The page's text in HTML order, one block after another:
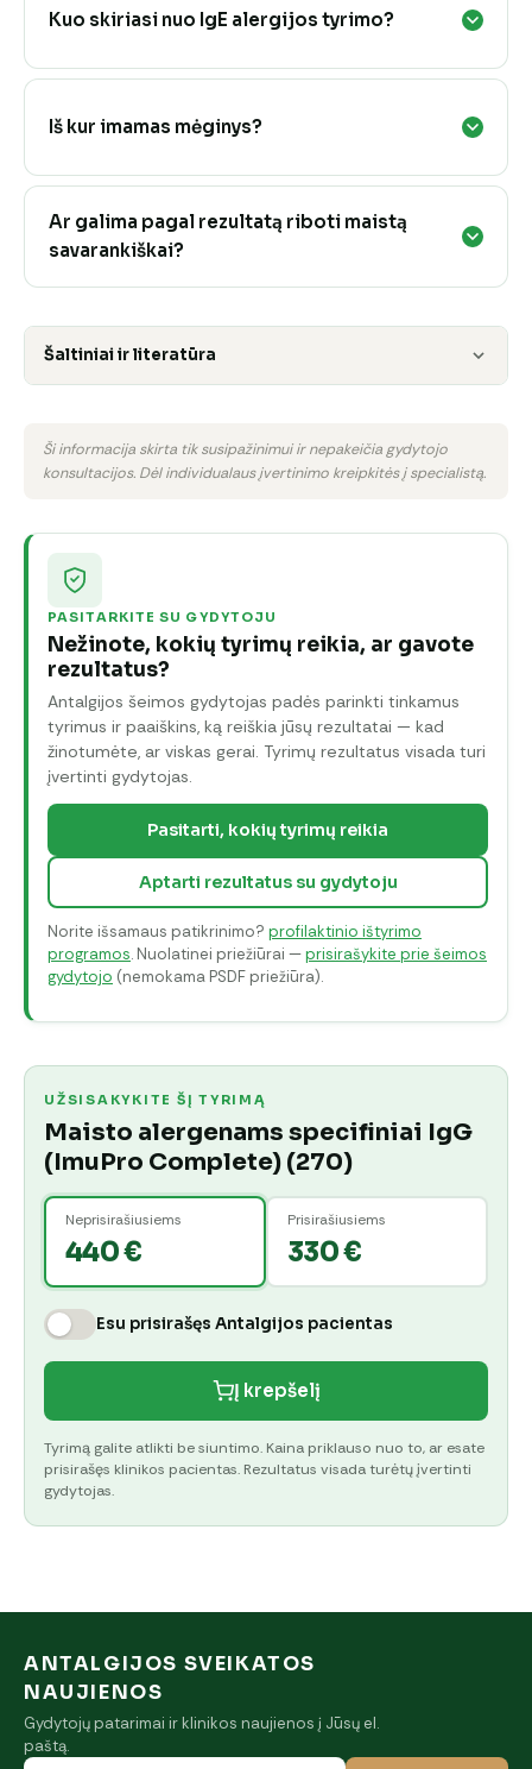
Kuo skiriasi nuo IgE alergijos tyrimo?
Iš kur imamas mėginys?
Ar galima pagal rezultatą riboti maistą
savarankiškai?
Šaltiniai ir literatūra
Ši informacija skirta tik susipažinimui ir nepakeičia gydytojo
konsultacijos. Dėl individualaus įvertinimo kreipkitės į specialistą.
PASITARKITE SU GYDYTOJU
Nežinote, kokių tyrimų reikia, ar gavote
rezultatus?
Antalgijos šeimos gydytojas padės parinkti tinkamus
tyrimus ir paaiškins, ką reiškia jūsų rezultatai — kad
žinotumėte, ar viskas gerai. Tyrimų rezultatus visada turi
įvertinti gydytojas.
Pasitarti, kokių tyrimų reikia
Aptarti rezultatus su gydytoju
Norite išsamaus patikrinimo? profilaktinio ištyrimo
programos. Nuolatinei priežiūrai —prisirašykite prie šeimos
gydytojo (nemokama PSDF priežiūra).
UŽSISAKYKITE ŠĮ TYRIMĄ
Maisto alergenams specifiniai IgG
(ImuPro Complete) (270)
Neprisirašiusiems
440 €
Prisirašiusiems
330 €
Esu prisirašęs Antalgijos pacientas
Į krepšelį
Tyrimą galite atlikti be siuntimo. Kaina priklauso nuo to, ar esate
prisirašęs klinikos pacientas. Rezultatus visada turėtų įvertinti
gydytojas.
ANTALGIJOS SVEIKATOS
NAUJIENOS
Gydytojų patarimai ir klinikos naujienos į Jūsų el.
paštą.